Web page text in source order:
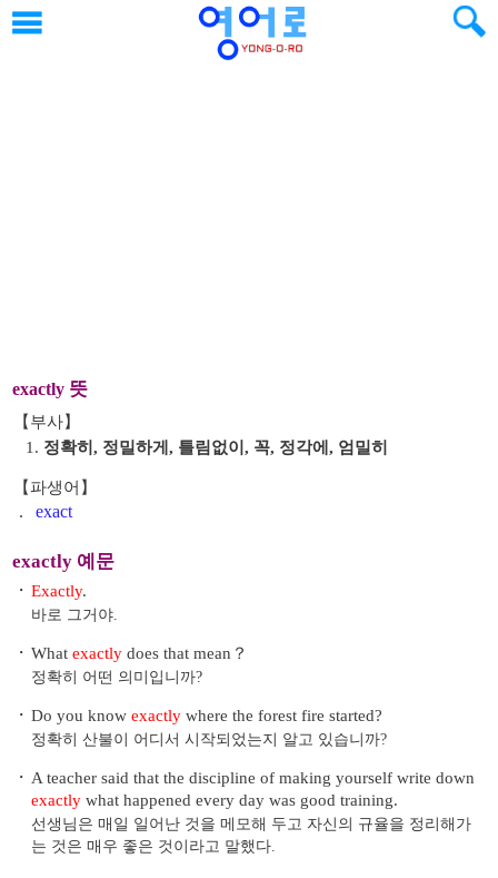
exactly 뜻
【부사】
1. 정확히, 정밀하게, 틀림없이, 꼭, 정각에, 엄밀히
【파생어】
. exact
exactly 예문
・ Exactly.
바로 그거야.
・ What exactly does that mean？
정확히 어떤 의미입니까?
・ Do you know exactly where the forest fire started?
정확히 산불이 어디서 시작되었는지 알고 있습니까?
・ A teacher said that the discipline of making yourself write down
exactly what happened every day was good training.
선생님은 매일 일어난 것을 메모해 두고 자신의 규율을 정리해가
는 것은 매우 좋은 것이라고 말했다.